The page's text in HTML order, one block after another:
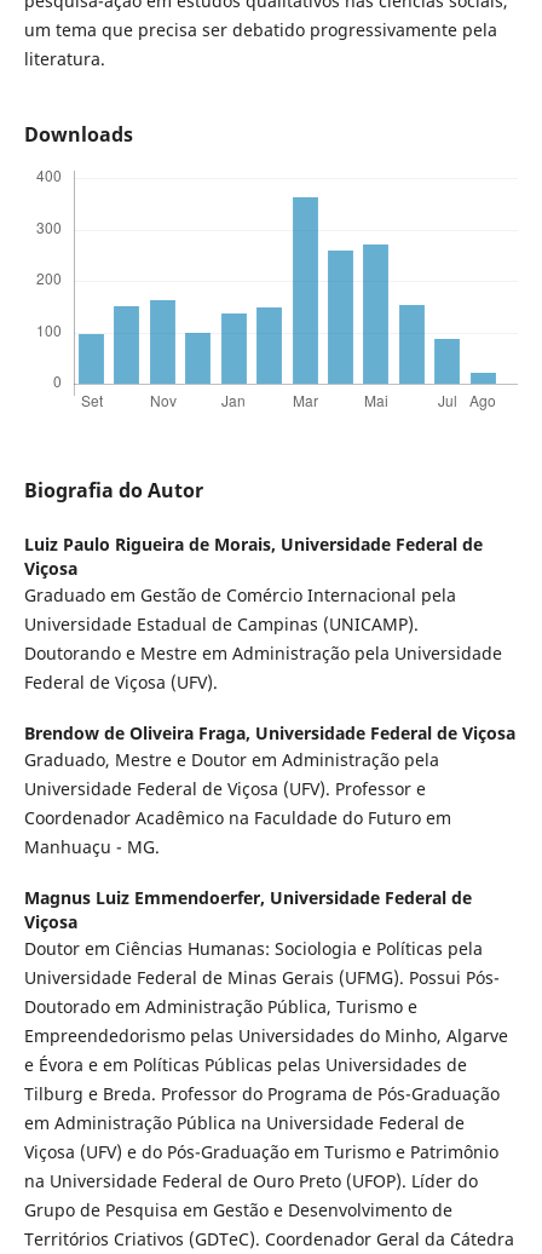
um tema que precisa ser debatido progressivamente pela
literatura.
Downloads
Biografia do Autor
Luiz Paulo Rigueira de Morais, Universidade Federal de
Viçosa
Graduado em Gestão de Comércio Internacional pela
Universidade Estadual de Campinas (UNICAMP).
Doutorando e Mestre em Administração pela Universidade
Federal de Viçosa (UFV).
Brendow de Oliveira Fraga, Universidade Federal de Viçosa
Graduado, Mestre e Doutor em Administração pela
Universidade Federal de Viçosa (UFV). Professor e
Coordenador Acadêmico na Faculdade do Futuro em
Manhuaçu - MG.
Magnus Luiz Emmendoerfer, Universidade Federal de
Viçosa
Doutor em Ciências Humanas: Sociologia e Políticas pela
Universidade Federal de Minas Gerais (UFMG). Possui Pós-
Doutorado em Administração Pública, Turismo e
Empreendedorismo pelas Universidades do Minho, Algarve
e Évora e em Políticas Públicas pelas Universidades de
Tilburg e Breda. Professor do Programa de Pós-Graduação
em Administração Pública na Universidade Federal de
Viçosa (UFV) e do Pós-Graduação em Turismo e Patrimônio
na Universidade Federal de Ouro Preto (UFOP). Líder do
Grupo de Pesquisa em Gestão e Desenvolvimento de
Territórios Criativos (GDTeC). Coordenador Geral da Cátedra